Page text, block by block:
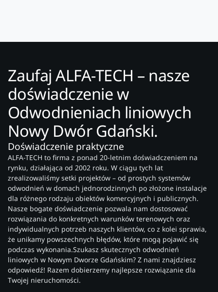
Zaufaj ALFA-TECH – nasze
doświadczenie w
Odwodnieniach liniowych
Nowy Dwór Gdański.
Doświadczenie praktyczne
ALFA-TECH to firma z ponad 20-letnim doświadczeniem na
rynku, działająca od 2002 roku. W ciągu tych lat
zrealizowaliśmy setki projektów – od prostych systemów
odwodnień w domach jednorodzinnych po złożone instalacje
dla różnego rodzaju obiektów komercyjnych i publicznych.
Nasze bogate doświadczenie pozwala nam dostosować
rozwiązania do konkretnych warunków terenowych oraz
indywidualnych potrzeb naszych klientów, co z kolei sprawia,
że unikamy powszechnych błędów, które mogą pojawić się
podczas wykonania.Szukasz skutecznych odwodnień
liniowych w Nowym Dworze Gdańskim? Z nami znajdziesz
odpowiedź! Razem dobierzemy najlepsze rozwiązanie dla
Twojej nieruchomości.